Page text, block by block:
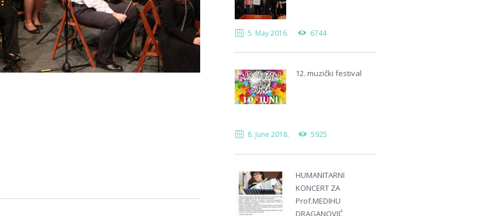
5. May 2016. 6744
12. muzički festival
8. June 2018. 5925
HUMANITARNI
KONCERT ZA
Prof.MEDIHU
DRAGANOVIĆ